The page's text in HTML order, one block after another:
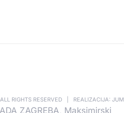
RIGHTS RESERVED | REALIZACIJA: JUM
ZAGREBA, Maksimirski